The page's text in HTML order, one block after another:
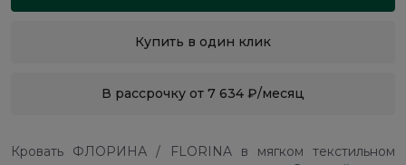
Купить в один клик
В рассрочку от 7 634 ₽/месяц
Кровать ФЛОРИНА / FLORINA в мягком текстильном